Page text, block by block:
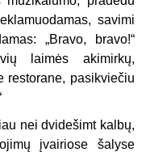
savimi
„Bravo, bravo!“
laimės akimirkų,
restorane, pasikviečiu
nei dvidešimt kalbų,
įvairiose šalyse